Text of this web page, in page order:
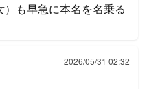
も早急に本名を名乗る
2026/05/31 02:32